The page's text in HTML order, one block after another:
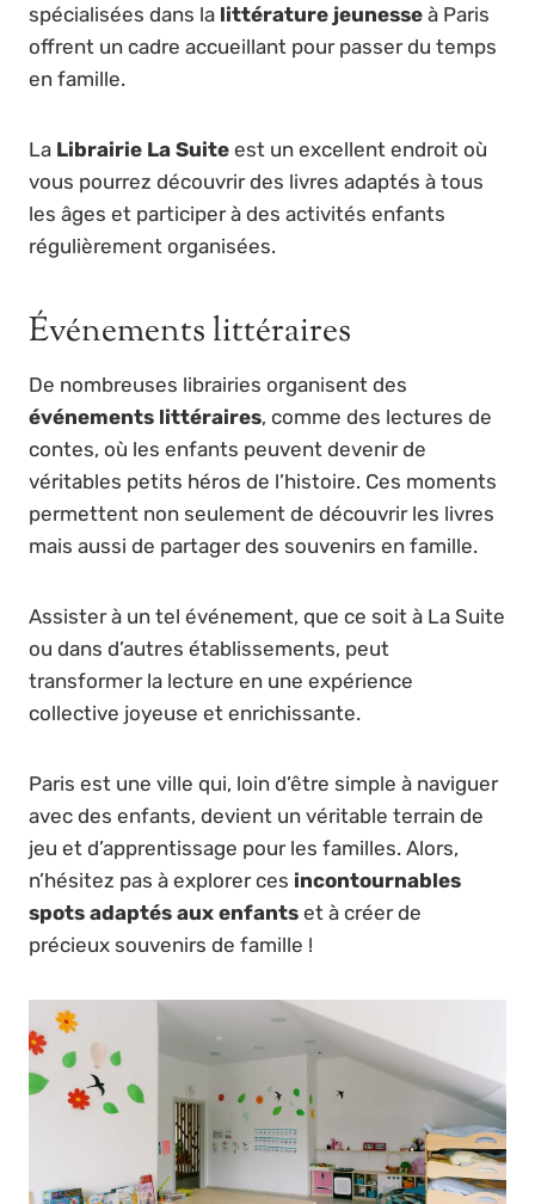
spécialisées dans la littérature jeunesse à Paris
offrent un cadre accueillant pour passer du temps
en famille.
La Librairie La Suite est un excellent endroit où
vous pourrez découvrir des livres adaptés à tous
les âges et participer à des activités enfants
régulièrement organisées.
Événements littéraires
De nombreuses librairies organisent des
événements littéraires, comme des lectures de
contes, où les enfants peuvent devenir de
véritables petits héros de l’histoire. Ces moments
permettent non seulement de découvrir les livres
mais aussi de partager des souvenirs en famille.
Assister à un tel événement, que ce soit à La Suite
ou dans d’autres établissements, peut
transformer la lecture en une expérience
collective joyeuse et enrichissante.
Paris est une ville qui, loin d’être simple à naviguer
avec des enfants, devient un véritable terrain de
jeu et d’apprentissage pour les familles. Alors,
n’hésitez pas à explorer ces incontournables
spots adaptés aux enfants et à créer de
précieux souvenirs de famille !